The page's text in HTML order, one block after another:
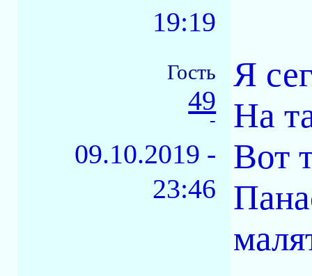
19:19
Гость
49
-
09.10.2019 -
23:46
Я
На
Вот